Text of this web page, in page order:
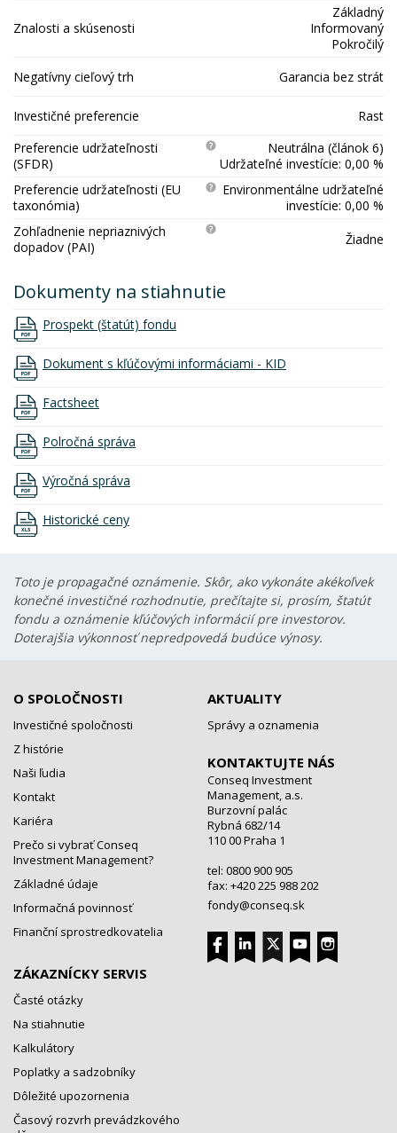
Znalosti a skúsenosti
Základný
Informovaný
Pokročilý
Negatívny cieľový trh
Garancia bez strát
Investičné preferencie
Rast
Preferencie udržateľnosti
(SFDR)
Neutrálna (článok 6)
Udržateľné investície: 0,00 %
Preferencie udržateľnosti (EU
taxonómia)
Environmentálne udržateľné
investície: 0,00 %
Zohľadnenie nepriaznivých
dopadov (PAI)
Žiadne
Dokumenty na stiahnutie
Prospekt (štatút) fondu
Dokument s kľúčovými informáciami - KID
Factsheet
Polročná správa
Výročná správa
Historické ceny
Toto je propagačné oznámenie. Skôr, ako vykonáte akékoľvek
konečné investičné rozhodnutie, prečítajte si, prosím, štatút
fondu a oznámenie kľúčových informácií pre investorov.
Doterajšia výkonnosť nepredpovedá budúce výnosy.
O SPOLOČNOSTI
Investičné spoločnosti
Z histórie
Naši ľudia
Kontakt
Kariéra
Prečo si vybrať Conseq
Investment Management?
Základné údaje
Informačná povinnosť
Finanční sprostredkovatelia
ZÁKAZNÍCKY SERVIS
Časté otázky
Na stiahnutie
Kalkulátory
Poplatky a sadzobníky
Dôležité upozornenia
Časový rozvrh prevádzkového
AKTUALITY
Správy a oznamenia
KONTAKTUJTE NÁS
Conseq Investment
Management, a.s.
Burzovní palác
Rybná 682/14
110 00 Praha 1
tel: 0800 900 905
fax: +420 225 988 202
fondy@conseq.sk